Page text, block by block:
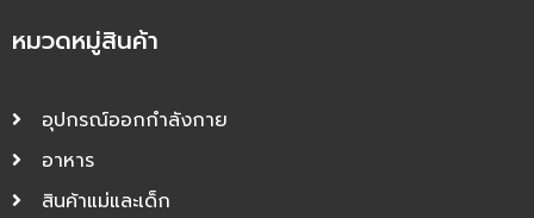
หมวดหมู่สินค้า
อุปกรณ์ออกกำลังกาย
อาหาร
สินค้าแม่และเด็ก